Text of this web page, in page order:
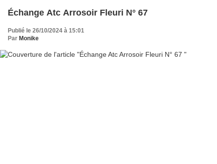
Échange Atc Arrosoir Fleuri N° 67
Publié le 26/10/2024 à 15:01
Par Monike